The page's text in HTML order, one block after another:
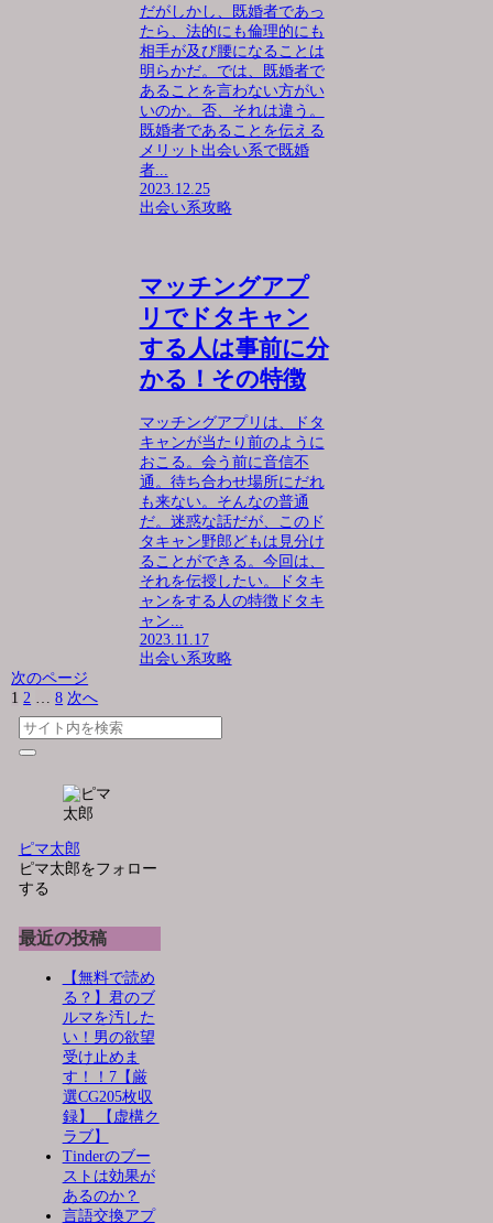
だがしかし、既婚者であっ
たら、法的にも倫理的にも
相手が及び腰になることは
明らかだ。では、既婚者で
あることを言わない方がい
いのか。否、それは違う。
既婚者であることを伝える
メリット出会い系で既婚
者...
2023.12.25
出会い系攻略
マッチングアプ
リでドタキャン
する人は事前に分
かる！その特徴
マッチングアプリは、ドタ
キャンが当たり前のように
おこる。会う前に音信不
通。待ち合わせ場所にだれ
も来ない。そんなの普通
だ。迷惑な話だが、このド
タキャン野郎どもは見分け
ることができる。今回は、
それを伝授したい。ドタキ
ャンをする人の特徴ドタキ
ャン...
2023.11.17
出会い系攻略
次のページ
1 2 … 8 次へ
ピマ太郎
ピマ太郎をフォロー
する
最近の投稿
【無料で読め
る？】君のブ
ルマを汚した
い！男の欲望
受け止めま
す！！7【厳
選CG205枚収
録】 【虚構ク
ラブ】
Tinderのブー
ストは効果が
あるのか？
言語交換アプ